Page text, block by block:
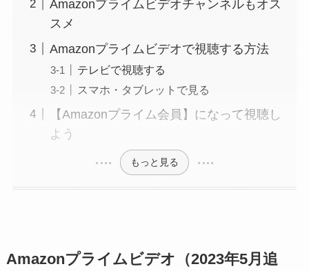
Amazonプライムビデオチャンネルもオス
スメ
Amazonプライムビデオで視聴する方法
テレビで視聴する
スマホ・タブレットで見る
【Amazonプライム会員】になって視聴し
よう
もっと見る
Amazonプライムビデオ（2023年5月追